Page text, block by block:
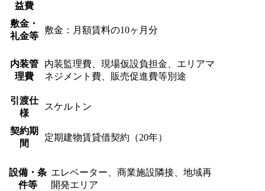
益費
敷金・
礼金等
敷金：月額賃料の10ヶ月分
内装管
理費
内装監理費、現場仮設負担金、エリアマ
ネジメント費、販売促進費等別途
引渡仕
様
スケルトン
契約期
間
定期建物賃貸借契約（20年）
設備・条
件等
エレベーター、商業施設隣接、地域再
開発エリア